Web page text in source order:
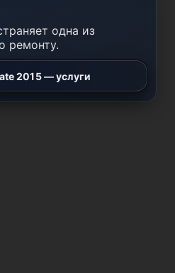
одна из
ремонту.
2015 — услуги